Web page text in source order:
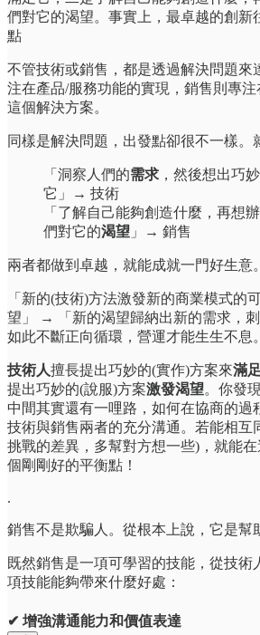
們對它的渴望。事實上，最卓越的創新
點
不管技術或銷售，都是透過解決問題來
注在產品/服務功能的實現，銷售則專
這個解決方案。
同樣是解決問題，出發點卻很不一樣。
「洞察人們的需求 ，然後想出巧
它」→ 技術
「了解自己能夠創造什麼，再想
們對它的渴望 」→ 銷售
兩者都做到卓越，就能成就一門好生意。
「新的(技術)方法激發新的商業模式的
望」 → 「新的渴望歸納出新的需求，刺
如此不斷正向循環，營運才能生生不息。
技術人擅長提出巧妙的(實作)方案來滿
提出巧妙的(說服)方案激發渴望。你發
中間其實還有一哩路，如何在協商的過
技術與銷售兩者的充分溝通。若能相互
挑戰的差異，多幫對方想一些)，就能
個剛剛好的平衡點！
.
銷售不是欺騙人。從根本上說，它是幫
既然銷售是一項可學習的技能，從技術
項技能能夠帶來什麼好處：
✔ 增強溝通能力和價值表達